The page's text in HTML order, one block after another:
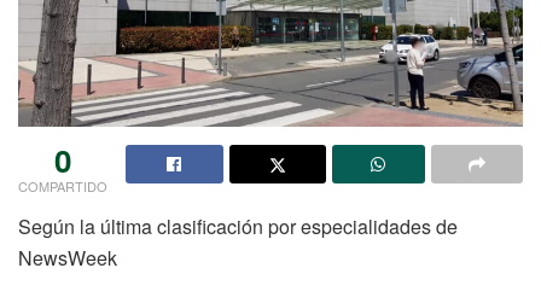
0
COMPARTIDO
Según la última clasificación por especialidades de
NewsWeek